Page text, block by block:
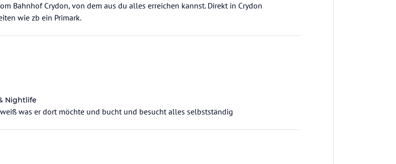
Bahnhof Crydon, von dem aus du alles erreichen kannst. Direkt in Crydon
wie zb ein Primark.
Nightlife
was er dort möchte und bucht und besucht alles selbstständig